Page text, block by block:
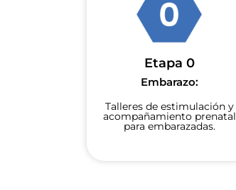
Etapa 0
Embarazo:
Talleres de estimulación y
acompañamiento prenatal
para embarazadas.